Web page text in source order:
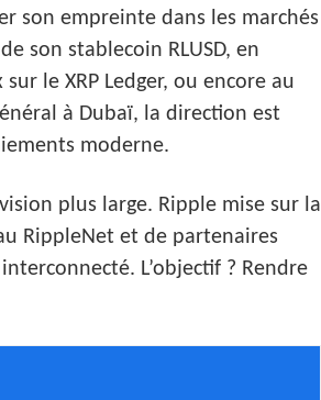
son empreinte dans les marchés
son stablecoin RLUSD, en
le XRP Ledger, ou encore au
à Dubaï, la direction est
moderne.
plus large. Ripple mise sur la
RippleNet et de partenaires
L’objectif ? Rendre